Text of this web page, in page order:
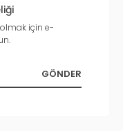
için e-